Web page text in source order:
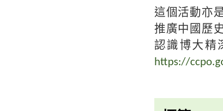
這個活動亦
推廣中國歷
認識博大精
https://